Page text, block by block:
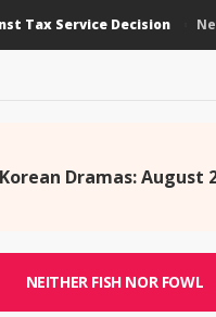
Service Decision News
Dramas: August
NEITHER FISH NOR FOWL